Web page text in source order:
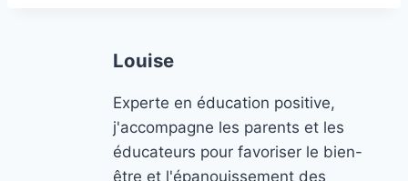
Louise
Experte en éducation positive,
j'accompagne les parents et les
éducateurs pour favoriser le bien-
être et l'épanouissement des